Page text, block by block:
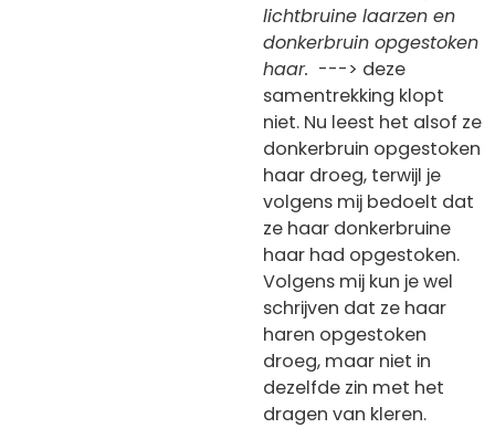
lichtbruine laarzen en
donkerbruin opgestoken
haar. ---> deze
samentrekking klopt
niet. Nu leest het alsof ze
donkerbruin opgestoken
haar droeg, terwijl je
volgens mij bedoelt dat
ze haar donkerbruine
haar had opgestoken.
Volgens mij kun je wel
schrijven dat ze haar
haren opgestoken
droeg, maar niet in
dezelfde zin met het
dragen van kleren.